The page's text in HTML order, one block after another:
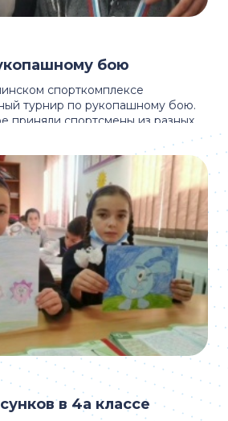
спорткомплексе
турнир по рукопашному бою.
приняли спортсмены из разных
бою
в 4а классе